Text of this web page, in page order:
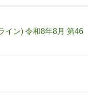
イン) 令和8年8月 第46